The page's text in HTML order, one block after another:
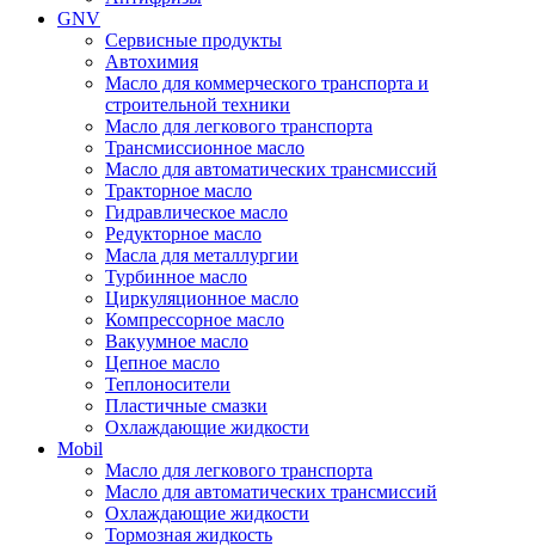
GNV
Сервисные продукты
Автохимия
Масло для коммерческого транспорта и
строительной техники
Масло для легкового транспорта
Трансмиссионное масло
Масло для автоматических трансмиссий
Тракторное масло
Гидравлическое масло
Редукторное масло
Масла для металлургии
Турбинное масло
Циркуляционное масло
Компрессорное масло
Вакуумное масло
Цепное масло
Теплоносители
Пластичные смазки
Охлаждающие жидкости
Mobil
Масло для легкового транспорта
Масло для автоматических трансмиссий
Охлаждающие жидкости
Тормозная жидкость